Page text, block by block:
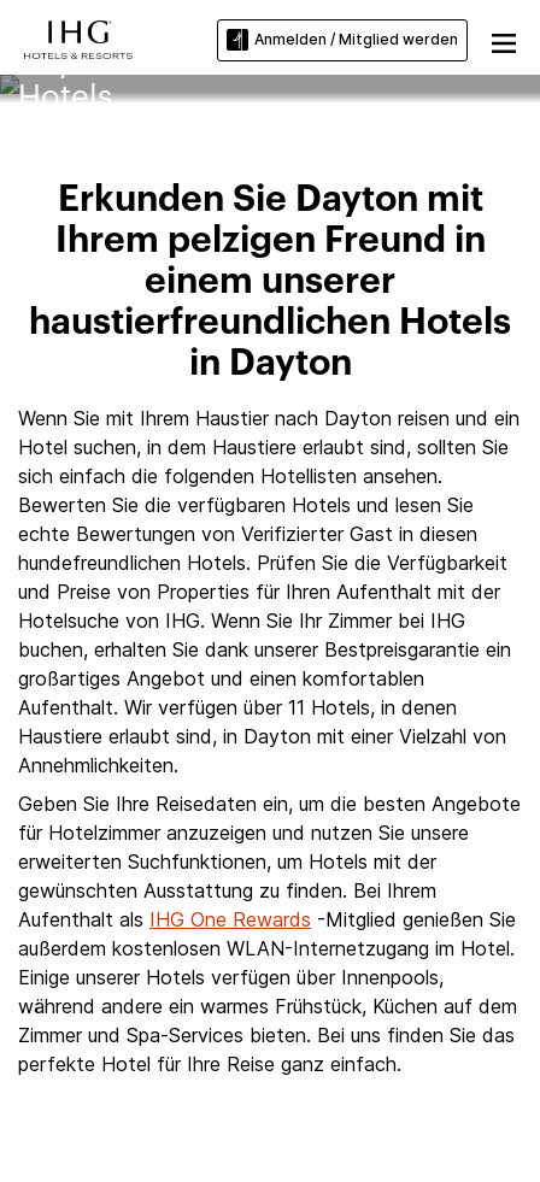
Anmelden / Mitglied werden
Dayton Haustierfreundliche
Hotels
Erkunden Sie Dayton mit
Ihrem pelzigen Freund in
einem unserer
haustierfreundlichen Hotels
in Dayton
Wenn Sie mit Ihrem Haustier nach Dayton reisen und ein
Hotel suchen, in dem Haustiere erlaubt sind, sollten Sie
sich einfach die folgenden Hotellisten ansehen.
Bewerten Sie die verfügbaren Hotels und lesen Sie
echte Bewertungen von Verifizierter Gast in diesen
hundefreundlichen Hotels. Prüfen Sie die Verfügbarkeit
und Preise von Properties für Ihren Aufenthalt mit der
Hotelsuche von IHG. Wenn Sie Ihr Zimmer bei IHG
buchen, erhalten Sie dank unserer Bestpreisgarantie ein
großartiges Angebot und einen komfortablen
Aufenthalt. Wir verfügen über 11 Hotels, in denen
Haustiere erlaubt sind, in Dayton mit einer Vielzahl von
Annehmlichkeiten.
Geben Sie Ihre Reisedaten ein, um die besten Angebote
für Hotelzimmer anzuzeigen und nutzen Sie unsere
erweiterten Suchfunktionen, um Hotels mit der
gewünschten Ausstattung zu finden. Bei Ihrem
Aufenthalt als IHG One Rewards -Mitglied genießen Sie
außerdem kostenlosen WLAN-Internetzugang im Hotel.
Einige unserer Hotels verfügen über Innenpools,
während andere ein warmes Frühstück, Küchen auf dem
Zimmer und Spa-Services bieten. Bei uns finden Sie das
perfekte Hotel für Ihre Reise ganz einfach.